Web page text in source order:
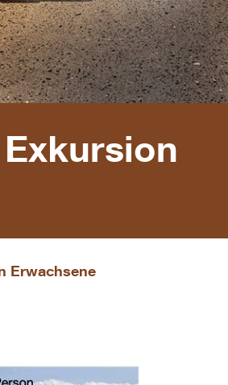
Erwachsene